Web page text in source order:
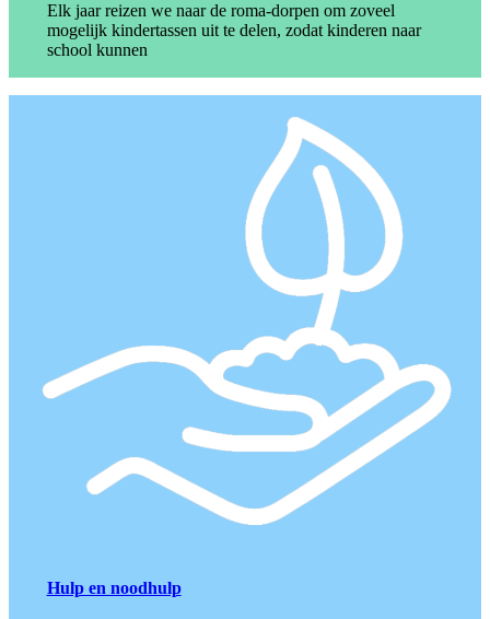
Elk jaar reizen we naar de roma-dorpen om zoveel
mogelijk kindertassen uit te delen, zodat kinderen naar
school kunnen
Hulp en noodhulp